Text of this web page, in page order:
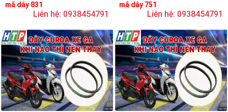
mã dây 831
Liên hệ: 0938454791
mã dây 751
Liên hệ: 0938454791